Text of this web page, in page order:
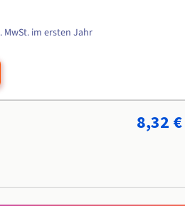
MwSt. im ersten Jahr
8,32 €